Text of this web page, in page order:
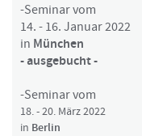
-Seminar vom
14. - 16. Januar 2022
in München
- ausgebucht -
-Seminar vom
18. - 20. März 2022
in Berlin